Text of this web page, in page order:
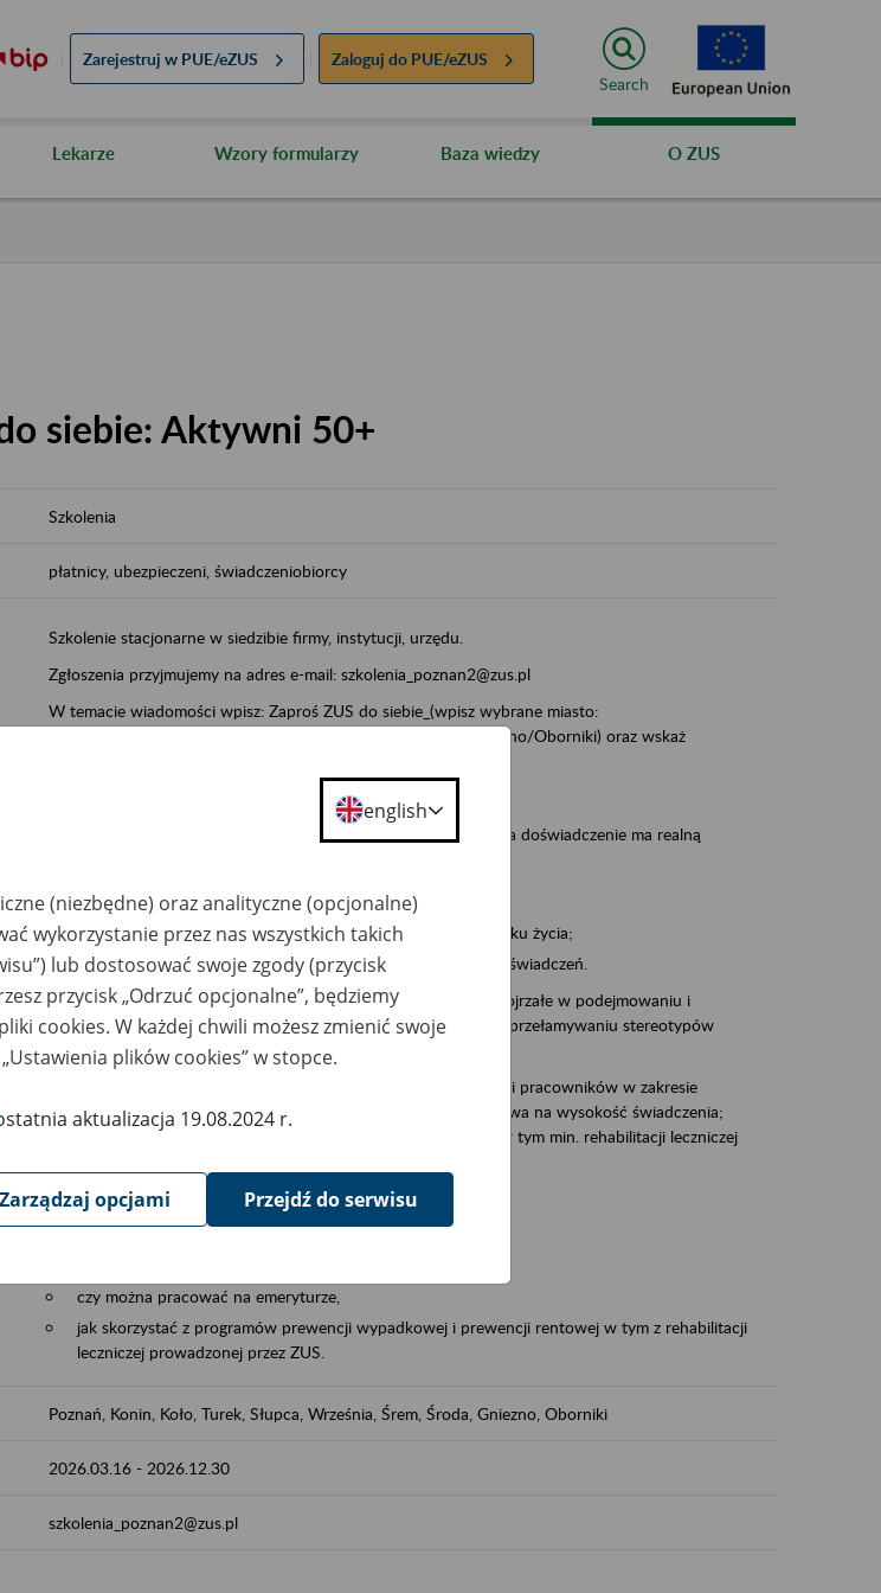
Zarejestruj w PUE/eZUS Zaloguj do PUE/eZUS
Search
Lekarze Wzory formularzy Baza wiedzy O ZUS
siebie: Aktywni 50+
Szkolenia
płatnicy, ubezpieczeni, świadczeniobiorcy
Szkolenie stacjonarne w siedzibie firmy, instytucji, urzędu.
Zgłoszenia przyjmujemy na adres e-mail: szkolenia_poznan2@zus.pl
W temacie wiadomości wpisz: Zaproś ZUS do siebie_(wpisz wybrane miasto:
Poznań/Konin/Koło/Turek/Słupca/Września/Śrem/Środa/Gniezno/Oborniki) oraz wskaż
Aktywni 50+ to inicjatywa, która pokazuje, że wiek jest atutem, a doświadczenie ma realną
Program ten to:
promocja aktywności zawodowej osób po pięćdziesiątym roku życia;
zachęcanie do świadomego planowania kariery i przyszłych świadczeń.
ZUS przez działania informacyjne i edukacyjne wspiera osoby dojrzałe w podejmowaniu i
kontynuowaniu aktywności zawodowej, dbaniu o zdrowie oraz przełamywaniu stereotypów
związanych z wiekiem.
Aktywni 50+ to współpraca ZUS z organizacjami pracodawców i pracowników w zakresie
edukowania nt. systemu emerytalnego w Polsce – tego co wpływa na wysokość świadczenia;
działań z obszaru prewencji wypadkowej i prewencji rentowej w tym min. rehabilitacji leczniczej
W ramach inicjatywy Aktywni 50+, ZUS edukuje:
czy można pracować na emeryturze,
jak skorzystać z programów prewencji wypadkowej i prewencji rentowej w tym z rehabilitacji
leczniczej prowadzonej przez ZUS.
Poznań, Konin, Koło, Turek, Słupca, Września, Śrem, Środa, Gniezno, Oborniki
2026.03.16 - 2026.12.30
szkolenia_poznan2@zus.pl
english
(niezbędne) oraz analityczne (opcjonalne)
wykorzystanie przez nas wszystkich takich
lub dostosować swoje zgody (przycisk
przycisk „Odrzuć opcjonalne”, będziemy
cookies. W każdej chwili możesz zmienić swoje
plików cookies” w stopce.
aktualizacja 19.08.2024 r.
Zarządzaj opcjami Przejdź do serwisu